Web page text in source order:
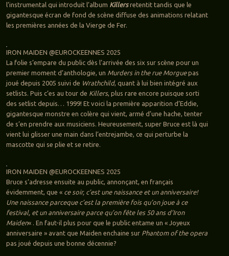
l’instrumental qui introduit l’album Killersretentit tandis que le
gigantesque écran de fond de scène diffuse des animations relatant
les premières années de la Vierge de Fer.
IRON MAIDEN @EUROCKEENNES 2025
La folie s’empare du public dès l’arrivée des six sur scène pour un
premier moment d’anthologie, un Murders in the rue Morguepas
joué depuis 2005 suivi de Wrathchild, quant à lui bien intégré aux
setlists. Puis c’es au tour de Killers, plus rare encore puisque sorti
des setlist depuis… 1999! Et voici la première apparition d’Eddie,
gigantesque monstre en colère qui vient, armé d’une hache, tenter
de s’en prendre aux musiciens. Heureusement, super Bruce est là qui
vient lui glisser une main dans l’entrejambe, ce qui perturbe la
mascotte qui se plie et se retire.
IRON MAIDEN @EUROCKEENNES 2025
Bruce s’adresse ensuite au public, annonçant, en français
évidemment, que « ce soir, c’est une naissance et un anniversaire!
Une naissance parceque c’est la première fois qu’on joue à ce
festival, et un anniversaire parce qu’on fête les 50 ans d’Iron
Maiden« . En faut-il plus pour que le public entame un « Joyeux
anniversaire » avant que Maiden enchaine sur Phantom of the opera
pas joué depuis une bonne décennie?